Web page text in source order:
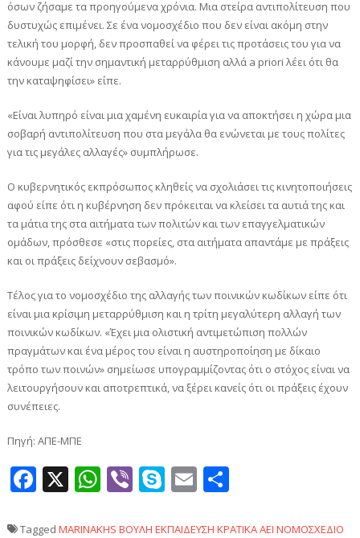
όσων ζήσαμε τα προηγούμενα χρόνια. Μια στείρα αντιπολίτευση που
δυστυχώς επιμένει. Σε ένα νομοσχέδιο που δεν είναι ακόμη στην
τελική του μορφή, δεν προσπαθεί να φέρει τις προτάσεις του για να
κάνουμε μαζί την σημαντική μεταρρύθμιση αλλά a priori λέει ότι θα
την καταψηφίσει» είπε.
«Είναι λυπηρό είναι μια χαμένη ευκαιρία για να αποκτήσει η χώρα μια
σοβαρή αντιπολίτευση που στα μεγάλα θα ενώνεται με τους πολίτες
για τις μεγάλες αλλαγές» συμπλήρωσε.
Ο κυβερνητικός εκπρόσωπος κληθείς να σχολιάσει τις κινητοποιήσεις
αφού είπε ότι η κυβέρνηση δεν πρόκειται να κλείσει τα αυτιά της και
τα μάτια της στα αιτήματα των πολιτών και των επαγγελματικών
ομάδων, πρόσθεσε «στις πορείες, στα αιτήματα απαντάμε με πράξεις
και οι πράξεις δείχνουν σεβασμό».
Τέλος για το νομοσχέδιο της αλλαγής των ποινικών κωδίκων είπε ότι
είναι μια κρίσιμη μεταρρύθμιση και η τρίτη μεγαλύτερη αλλαγή των
ποινικών κωδίκων. «Έχει μια ολιστική αντιμετώπιση πολλών
πραγμάτων και ένα μέρος του είναι η αυστηροποίηση με δίκαιο
τρόπο των ποινών» σημείωσε υπογραμμίζοντας ότι ο στόχος είναι να
λειτουργήσουν και αποτρεπτικά, να ξέρει κανείς ότι οι πράξεις έχουν
συνέπειες.
Πηγή: ΑΠΕ-ΜΠΕ
Facebook
X WhatsApp
ViberSkype
Email
Tagged MARINAKHS ΒΟΥΛΗ ΕΚΠΑΙΔΕΥΣΗ ΚΡΑΤΙΚΑ ΑΕΙ ΝΟΜΟΣΧΕΔΙΟ